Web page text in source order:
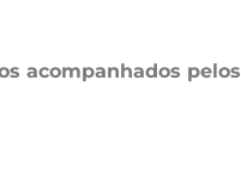
acompanhados pelos